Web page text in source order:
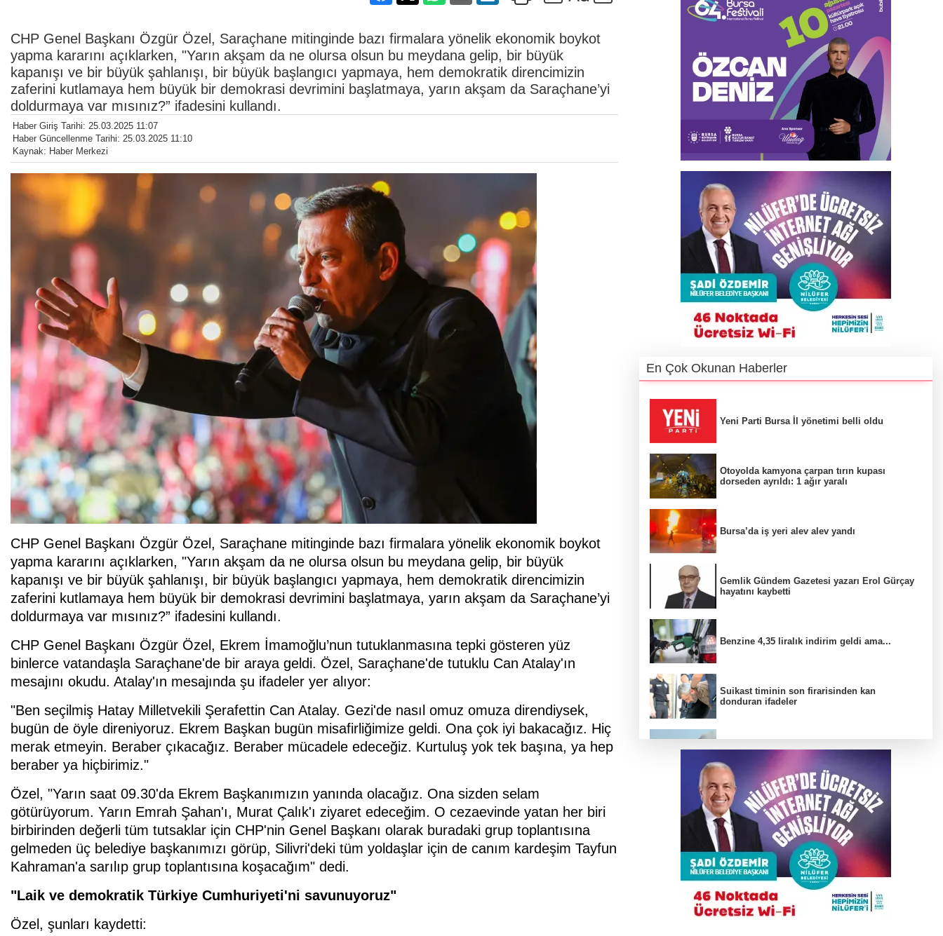
CHP Genel Başkanı Özgür Özel, Saraçhane mitinginde bazı firmalara yönelik ekonomik boykot
yapma kararını açıklarken, "Yarın akşam da ne olursa olsun bu meydana gelip, bir büyük
kapanışı ve bir büyük şahlanışı, bir büyük başlangıcı yapmaya, hem demokratik direncimizin
zaferini kutlamaya hem büyük bir demokrasi devrimini başlatmaya, yarın akşam da Saraçhane’yi
doldurmaya var mısınız?” ifadesini kullandı.
Haber Giriş Tarihi: 25.03.2025 11:07
Haber Güncellenme Tarihi: 25.03.2025 11:10
Kaynak: Haber Merkezi
CHP Genel Başkanı Özgür Özel, Saraçhane mitinginde bazı firmalara yönelik ekonomik boykot
yapma kararını açıklarken, "Yarın akşam da ne olursa olsun bu meydana gelip, bir büyük
kapanışı ve bir büyük şahlanışı, bir büyük başlangıcı yapmaya, hem demokratik direncimizin
zaferini kutlamaya hem büyük bir demokrasi devrimini başlatmaya, yarın akşam da Saraçhane’yi
doldurmaya var mısınız?” ifadesini kullandı.
CHP Genel Başkanı Özgür Özel, Ekrem İmamoğlu’nun tutuklanmasına tepki gösteren yüz
binlerce vatandaşla Saraçhane'de bir araya geldi. Özel, Saraçhane'de tutuklu Can Atalay'ın
mesajını okudu. Atalay'ın mesajında şu ifadeler yer alıyor:
"Ben seçilmiş Hatay Milletvekili Şerafettin Can Atalay. Gezi'de nasıl omuz omuza direndiysek,
bugün de öyle direniyoruz. Ekrem Başkan bugün misafirliğimize geldi. Ona çok iyi bakacağız. Hiç
merak etmeyin. Beraber çıkacağız. Beraber mücadele edeceğiz. Kurtuluş yok tek başına, ya hep
beraber ya hiçbirimiz."
Özel, "Yarın saat 09.30'da Ekrem Başkanımızın yanında olacağız. Ona sizden selam
götürüyorum. Yarın Emrah Şahan'ı, Murat Çalık'ı ziyaret edeceğim. O cezaevinde yatan her biri
birbirinden değerli tüm tutsaklar için CHP'nin Genel Başkanı olarak buradaki grup toplantısına
gelmeden üç belediye başkanımızı görüp, Silivri'deki tüm yoldaşlar için de canım kardeşim Tayfun
Kahraman'a sarılıp grup toplantısına koşacağım" dedi.
"Laik ve demokratik Türkiye Cumhuriyeti'ni savunuyoruz"
Özel, şunları kaydetti:
En Çok Okunan Haberler
Yeni Parti Bursa İl yönetimi belli oldu
Otoyolda kamyona çarpan tırın kupası
dorseden ayrıldı: 1 ağır yaralı
Bursa’da iş yeri alev alev yandı
Gemlik Gündem Gazetesi yazarı Erol Gürçay
hayatını kaybetti
Benzine 4,35 liralık indirim geldi ama...
Suikast timinin son firarisinden kan
donduran ifadeler
Mudanya'da tavuk çiftliğinde yangın çıktı
Elini spiral makinesine kaptırdı
Trump İran'la anlaşmadan yana; Ülkeyi taş
devrine döndürmekten söz ediyordu!
Yıldırım’da yıkıma ‘lüks’ engel